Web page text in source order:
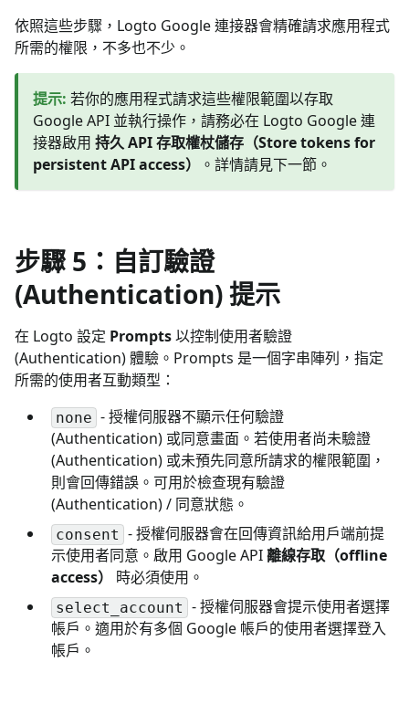
依照這些步驟，Logto Google 連接器會精確請求應用程式
所需的權限，不多也不少。
提示: 若你的應用程式請求這些權限範圍以存取
Google API 並執行操作，請務必在 Logto Google 連
接器啟用 持久 API 存取權杖儲存（Store tokens for
persistent API access）
。詳情請見下一節。
步驟 5：自訂驗證
(Authentication) 提示
在 Logto 設定 Prompts以控制使用者驗證
(Authentication) 體驗。Prompts 是一個字串陣列，指定
所需的使用者互動類型：
none - 授權伺服器不顯示任何驗證
(Authentication) 或同意畫面。若使用者尚未驗證
(Authentication) 或未預先同意所請求的權限範圍，
則會回傳錯誤。可用於檢查現有驗證
(Authentication) / 同意狀態。
consent - 授權伺服器會在回傳資訊給用戶端前提
示使用者同意。啟用 Google API離線存取（offline
access）
時必須使用。
select_account - 授權伺服器會提示使用者選擇
帳戶。適用於有多個 Google 帳戶的使用者選擇登入
帳戶。